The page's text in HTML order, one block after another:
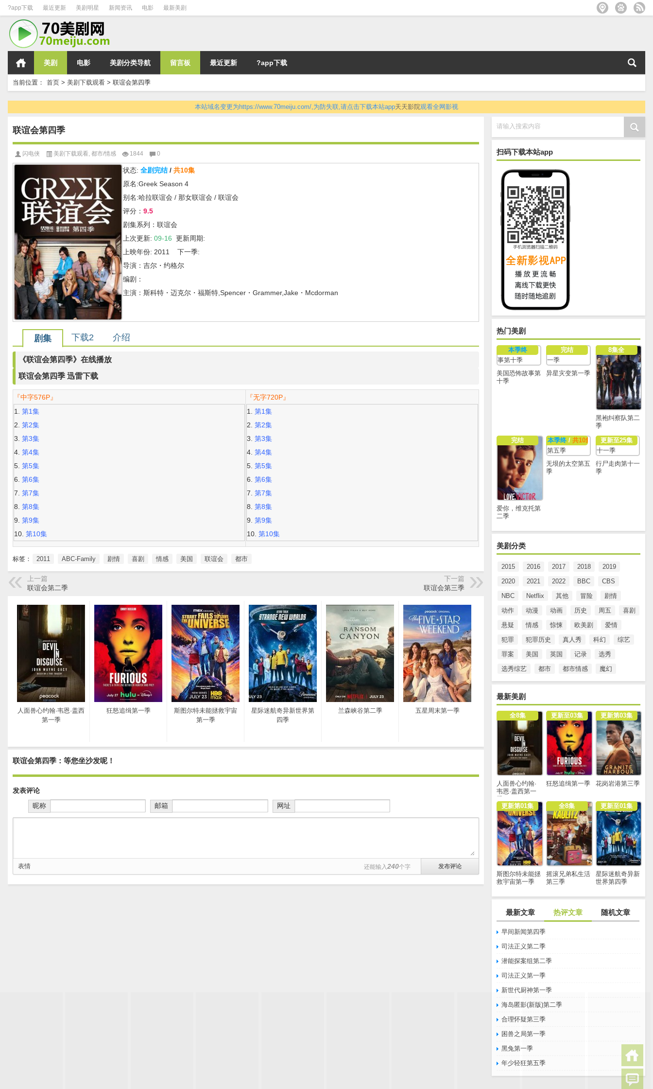
?app下载 最近更新 美剧明星 新闻资讯 电影 最新美剧
美剧 电影 美剧分类导航 留言板 最近更新 ?app下载
当前位置： 首页 > 美剧下载观看 > 联谊会第四季
本站域名变更为https://www.70meiju.com/,为防失联,请点击下载本站app天天影院观看全网影视
请输入搜索内容
扫码下载本站app
热门美剧
本季终
美国恐怖故事第
十季
完结
异星灾变第一季
8集全
黑袍纠察队第二
季
完结
爱你，维克托第
二季
本季终/ 共10集
无垠的太空第五
季
更新至25集
行尸走肉第十一
季
美剧分类
2015 2016 2017 2018
2019
2020
2021 2022 BBC
CBS
NBC
Netflix 其他 冒险
剧情
动作
动漫 动画 历史 周五
喜剧
悬疑
情感 惊悚 欧美剧
爱情
犯罪
犯罪历史 真人秀 科幻
综艺
罪案
美国 英国 记录
选秀
选秀综艺
都市 都市情感 魔幻
最新美剧
全8集
人面兽心约翰·
韦恩·盖西第一
季
更新至03集
狂怒追缉第一季
更新第03集
花岗岩港第三季
更新第01集
斯图尔特未能拯
救宇宙第一季
全8集
摇滚兄弟私生活
第三季
更新至01集
星际迷航奇异新
世界第四季
最新文章 热评文章 随机文章
早间新闻第四季
司法正义第二季
潜能探案组第二季
司法正义第一季
新世代厨神第一季
海岛匿影(新版)第二季
合理怀疑第三季
困兽之局第一季
黑兔第一季
年少轻狂第五季
联谊会第四季
闪电侠 美剧下载观看 都市/情感 1844 0
状态: 全剧完结/ 共10集
原名:Greek Season 4
别名:哈拉联谊会 / 那女联谊会 / 联谊会
评分： 9.5
剧集系列：联谊会
上次更新: 09-16 更新周期:
上映年份: 2011 下一季:
导演：吉尔・约格尔
编剧：
主演：斯科特・迈克尔・福斯特,Spencer・Grammer,Jake・Mcdorman
剧集 下载2 介绍
《联谊会第四季》在线播放
联谊会第四季 迅雷下载
『中字576P』
第1集
第2集
第3集
第4集
第5集
第6集
第7集
第8集
第9集
第10集
『无字720P』
第1集
第2集
第3集
第4集
第5集
第6集
第7集
第8集
第9集
第10集
标签： 2011 ABC-Family 剧情 喜剧 情感 美国 联谊会 都市
上一篇
联谊会第二季
下一篇
联谊会第三季
人面兽心约翰·韦恩·盖西
第一季
狂怒追缉第一季
斯图尔特未能拯救宇宙
第一季
星际迷航奇异新世界第
四季
兰森峡谷第二季 五星周末第一季
联谊会第四季：等您坐沙发呢！
发表评论
昵称
邮箱 网址
表情 还能输入240个字